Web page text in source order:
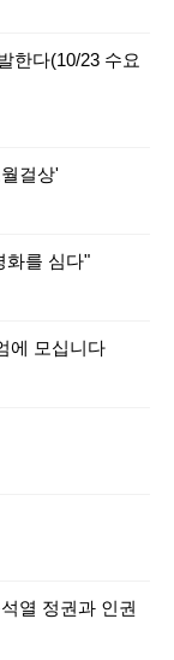
한다(10/23 수요
걸상'
화를 심다"
에 모십니다
열 정권과 인권